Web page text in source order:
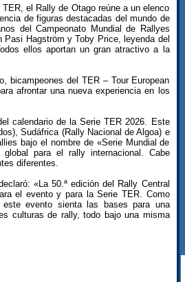
el Rally de Otago reúne a un elenco
de figuras destacadas del mundo de
del Campeonato Mundial de Rallyes
Hagström y Toby Price, leyenda del
ellos aportan un gran atractivo a la
bicampeones del TER – Tour European
afrontar una nueva experiencia en los
calendario de la Serie TER 2026. Este
Sudáfrica (Rally Nacional de Algoa) e
bajo el nombre de «Serie Mundial de
para el rally internacional. Cabe
diferentes.
«La 50.ª edición del Rally Central
el evento y para la Serie TER. Como
evento sienta las bases para una
culturas de rally, todo bajo una misma